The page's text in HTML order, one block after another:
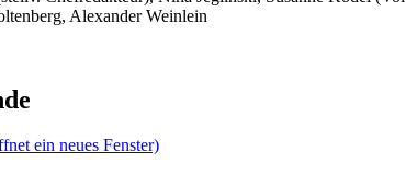
Alexander Weinlein
ein neues Fenster)